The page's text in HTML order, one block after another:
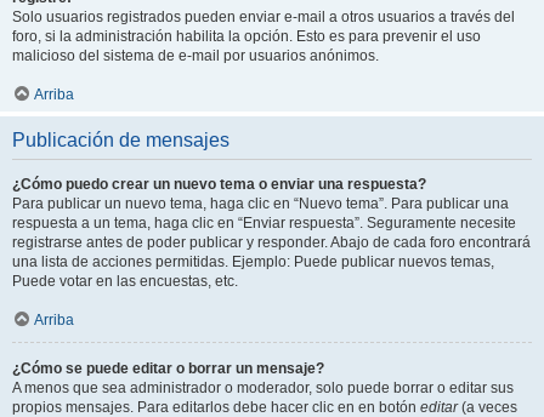
Solo usuarios registrados pueden enviar e-mail a otros usuarios a través del
foro, si la administración habilita la opción. Esto es para prevenir el uso
malicioso del sistema de e-mail por usuarios anónimos.
Arriba
Publicación de mensajes
¿Cómo puedo crear un nuevo tema o enviar una respuesta?
Para publicar un nuevo tema, haga clic en “Nuevo tema”. Para publicar una
respuesta a un tema, haga clic en “Enviar respuesta”. Seguramente necesite
registrarse antes de poder publicar y responder. Abajo de cada foro encontrará
una lista de acciones permitidas. Ejemplo: Puede publicar nuevos temas,
Puede votar en las encuestas, etc.
Arriba
¿Cómo se puede editar o borrar un mensaje?
A menos que sea administrador o moderador, solo puede borrar o editar sus
propios mensajes. Para editarlos debe hacer clic en en botón editar(a veces